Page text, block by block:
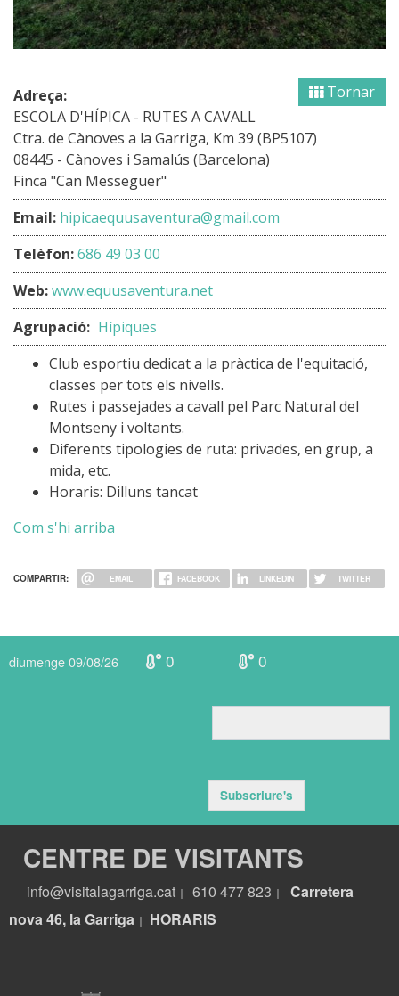
Tornar
Adreça:
ESCOLA D'HÍPICA - RUTES A CAVALL
Ctra. de Cànoves a la Garriga, Km 39 (BP5107)
08445 - Cànoves i Samalús (Barcelona)
Finca "Can Messeguer"
Email: hipicaequusaventura@gmail.com
Telèfon:686 49 03 00
Web:www.equusaventura.net
Agrupació: Hípiques
Club esportiu dedicat a la pràctica de l'equitació,
classes per tots els nivells.
Rutes i passejades a cavall pel Parc Natural del
Montseny i voltants.
Diferents tipologies de ruta: privades, en grup, a
mida, etc.
Horaris: Dilluns tancat
Com s'hi arriba
COMPARTIR: EMAIL FACEBOOK LINKEDIN TWITTER
diumenge 09/08/26 0 0
Subscriure's
CENTRE DE VISITANTS
info@visitalagarriga.cat 610 477 823
Carretera
nova 46, la Garriga
HORARIS